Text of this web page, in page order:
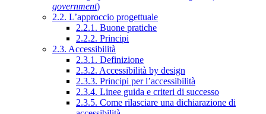
government)
2.2. L’approccio progettuale
2.2.1. Buone pratiche
2.2.2. Principi
2.3. Accessibilità
2.3.1. Definizione
2.3.2. Accessibilità by design
2.3.3. Principi per l’accessibilità
2.3.4. Linee guida e criteri di successo
2.3.5. Come rilasciare una dichiarazione di